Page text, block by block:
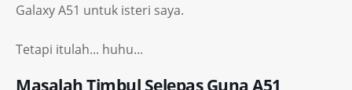
Galaxy A51 untuk isteri saya.
Tetapi itulah... huhu...
Masalah Timbul Selepas Guna A51